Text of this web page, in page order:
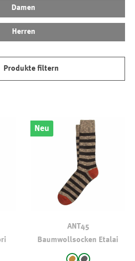
Damen
Herren
Produkte filtern
Neu
ANT45
Baumwollsocken Etalai